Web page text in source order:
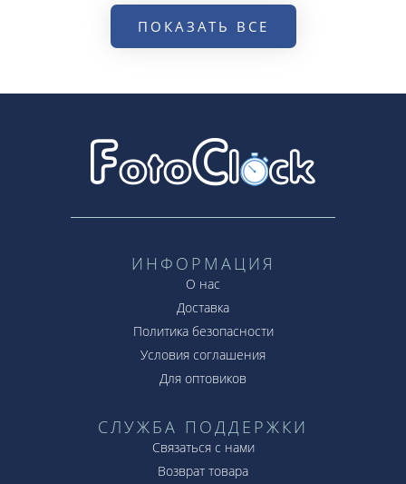
ПОКАЗАТЬ ВСЕ
ИНФОРМАЦИЯ
О нас
Доставка
Политика безопасности
Условия соглашения
Для оптовиков
СЛУЖБА ПОДДЕРЖКИ
Связаться с нами
Возврат товара